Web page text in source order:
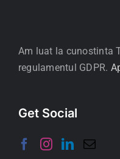
Am luat la cunostinta
regulamentul GDPR.
Get Social